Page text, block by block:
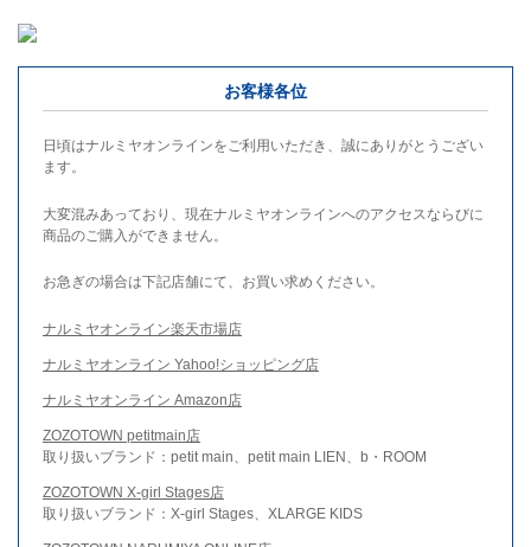
お客様各位
日頃はナルミヤオンラインをご利用いただき、誠にありがとうござい
ます。
大変混みあっており、現在ナルミヤオンラインへのアクセスならびに
商品のご購入ができません。
お急ぎの場合は下記店舗にて、お買い求めください。
ナルミヤオンライン楽天市場店
ナルミヤオンライン Yahoo!ショッピング店
ナルミヤオンライン Amazon店
ZOZOTOWN petitmain店
取り扱いブランド：petit main、petit main LIEN、b・ROOM
ZOZOTOWN X-girl Stages店
取り扱いブランド：X-girl Stages、XLARGE KIDS